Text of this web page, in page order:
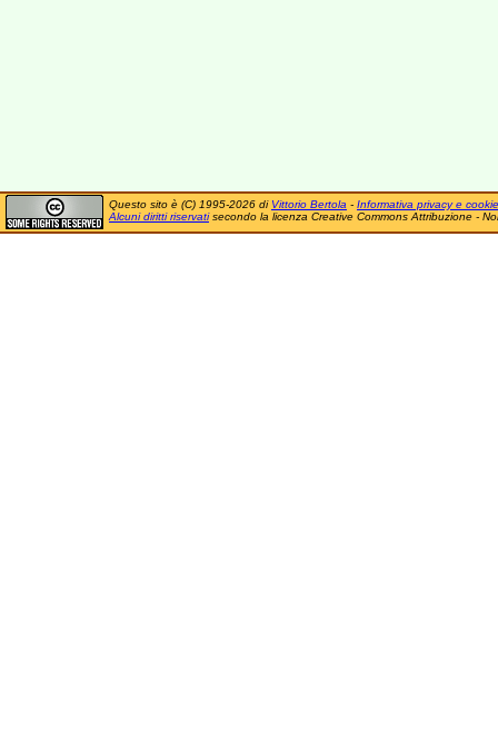
Questo sito è (C) 1995-2026 di Vittorio Bertola - Informativa privacy e cookie
Alcuni diritti riservatisecondo la licenza Creative Commons Attribuzione -